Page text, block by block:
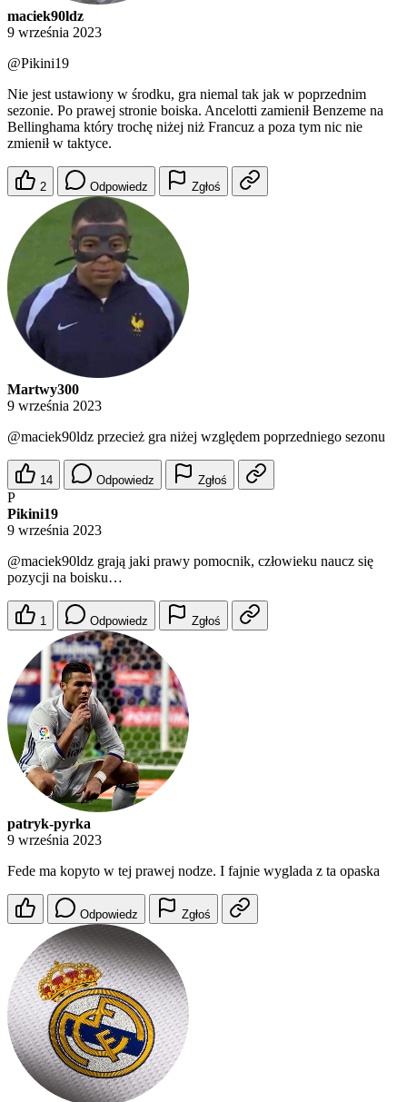
maciek90ldz
9 września 2023
@Pikini19
Nie jest ustawiony w środku, gra niemal tak jak w poprzednim
sezonie. Po prawej stronie boiska. Ancelotti zamienił Benzeme na
Bellinghama który trochę niżej niż Francuz a poza tym nic nie
zmienił w taktyce.
2 Odpowiedz Zgłoś
Martwy300
9 września 2023
@maciek90ldz przecież gra niżej względem poprzedniego sezonu
14 Odpowiedz Zgłoś
P
Pikini19
9 września 2023
@maciek90ldz grają jaki prawy pomocnik, człowieku naucz się
pozycji na boisku…
1 Odpowiedz Zgłoś
patryk-pyrka
9 września 2023
Fede ma kopyto w tej prawej nodze. I fajnie wyglada z ta opaska
Odpowiedz Zgłoś